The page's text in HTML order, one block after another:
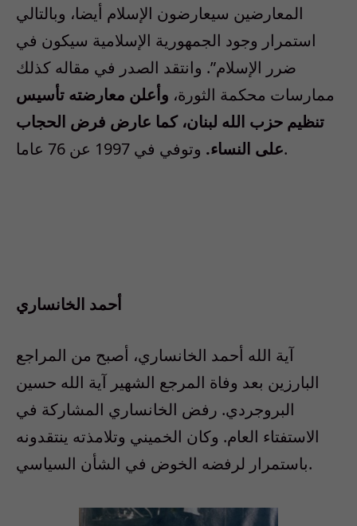
المعارضين سيعارضون الإسلام أيضا، وبالتالي
استمرار وجود الجمهورية الإسلامية سيكون في
ضرر الإسلام”. وانتقد الصدر في مقاله كذلك
ممارسات محكمة الثورة، وأعلن معارضته تأسيس
تنظيم حزب الله لبنان، كما عارض فرض الحجاب
على النساء.وتوفي في 1997 عن 76 عاما.
أحمد الخانساري
آية الله أحمد الخانساري، أصبح من المراجع
البارزين بعد وفاة المرجع الشهير آية الله حسين
البروجردي. رفض الخانساري المشاركة في
الاستفتاء العام. وكان الخميني وتلامذته ينتقدونه
باستمرار لرفضه الخوض في الشأن السياسي.